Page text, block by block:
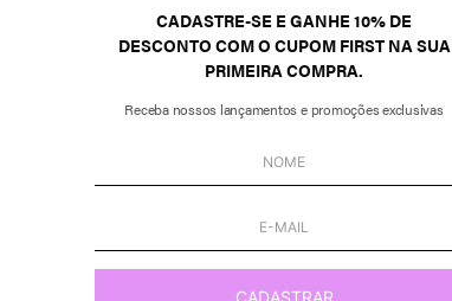
CADASTRE-SE E GANHE 10% DE
DESCONTO COM O CUPOM FIRST NA SUA
PRIMEIRA COMPRA.
Receba nossos lançamentos e promoções exclusivas
CADASTRAR